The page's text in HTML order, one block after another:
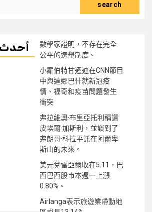
search
數學家證明，不存在完全
公平的選舉制度。
小羅伯特甘迺迪在CNN節目
中與達娜巴什就新冠疫
情、福奇和疫苗問題發生
衝突
弗拉維奧·布里亞托利稱讚
皮埃爾·加斯利，並談到了
弗朗哥·科拉平託在阿爾卑
斯山的未來。
美元兌雷亞爾收在5.11，巴
西巴西股市本週一上漲
0.80%。
Airlanga表示旅遊業帶動地